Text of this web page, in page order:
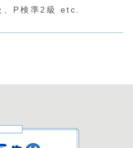
、P検準2級 etc.